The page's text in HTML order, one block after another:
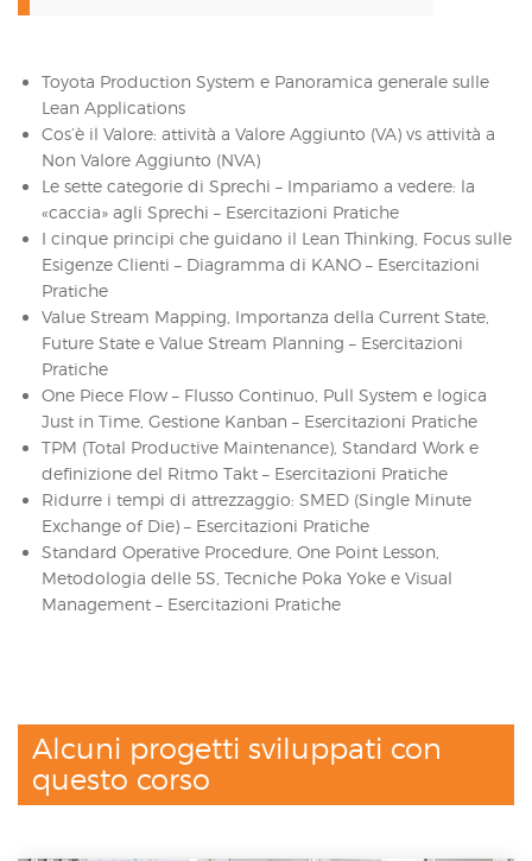
Toyota Production System e Panoramica generale sulle
Lean Applications
Cos’è il Valore: attività a Valore Aggiunto (VA) vs attività a
Non Valore Aggiunto (NVA)
Le sette categorie di Sprechi – Impariamo a vedere: la
«caccia» agli Sprechi – Esercitazioni Pratiche
I cinque principi che guidano il Lean Thinking, Focus sulle
Esigenze Clienti – Diagramma di KANO – Esercitazioni
Pratiche
Value Stream Mapping, Importanza della Current State,
Future State e Value Stream Planning – Esercitazioni
Pratiche
One Piece Flow – Flusso Continuo, Pull System e logica
Just in Time, Gestione Kanban – Esercitazioni Pratiche
TPM (Total Productive Maintenance), Standard Work e
definizione del Ritmo Takt – Esercitazioni Pratiche
Ridurre i tempi di attrezzaggio: SMED (Single Minute
Exchange of Die) – Esercitazioni Pratiche
Standard Operative Procedure, One Point Lesson,
Metodologia delle 5S, Tecniche Poka Yoke e Visual
Management – Esercitazioni Pratiche
Alcuni progetti sviluppati con
questo corso